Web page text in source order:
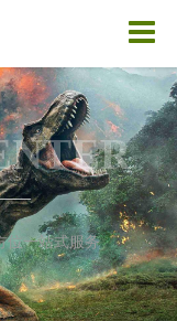
——
位一站式服务